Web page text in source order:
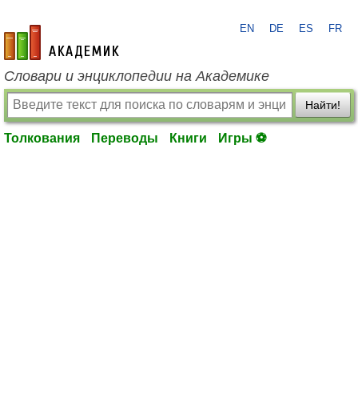
academic.ru
EN DE ES FR
Словари и энциклопедии на Академике
Найти!
Толкования Переводы Книги Игры ⚽